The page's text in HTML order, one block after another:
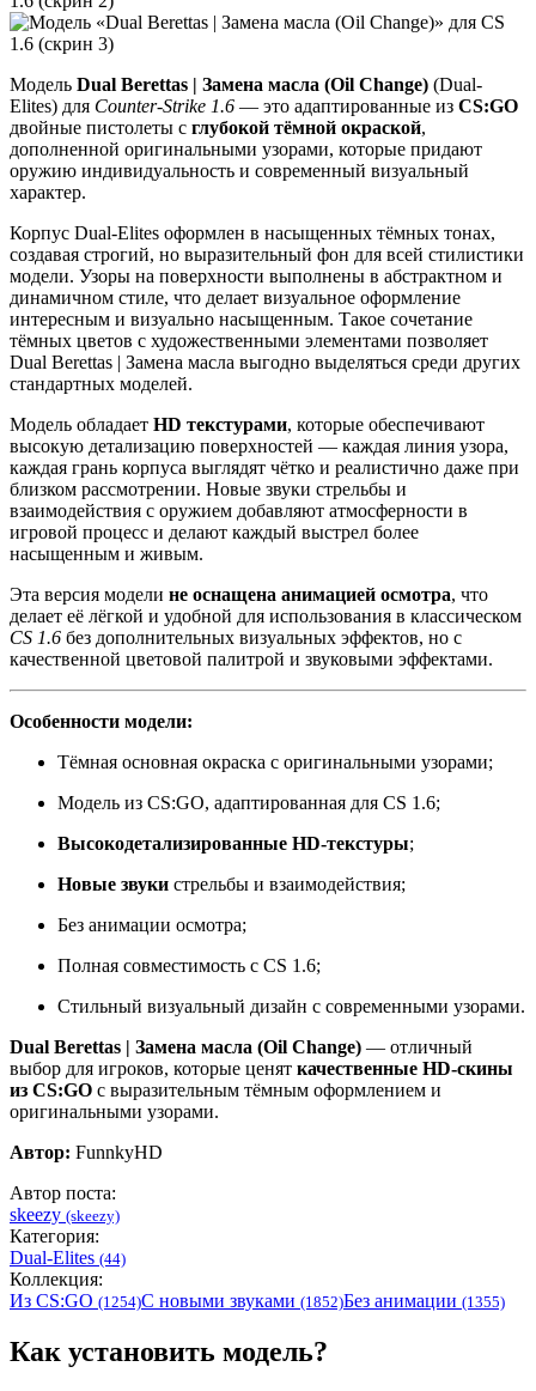
Модель Dual Berettas | Замена масла (Oil Change) (Dual-
Elites) для Counter-Strike 1.6 — это адаптированные из CS:GO
двойные пистолеты с глубокой тёмной окраской,
дополненной оригинальными узорами, которые придают
оружию индивидуальность и современный визуальный
характер.
Корпус Dual-Elites оформлен в насыщенных тёмных тонах,
создавая строгий, но выразительный фон для всей стилистики
модели. Узоры на поверхности выполнены в абстрактном и
динамичном стиле, что делает визуальное оформление
интересным и визуально насыщенным. Такое сочетание
тёмных цветов с художественными элементами позволяет
Dual Berettas | Замена масла выгодно выделяться среди других
стандартных моделей.
Модель обладает HD текстурами, которые обеспечивают
высокую детализацию поверхностей — каждая линия узора,
каждая грань корпуса выглядят чётко и реалистично даже при
близком рассмотрении. Новые звуки стрельбы и
взаимодействия с оружием добавляют атмосферности в
игровой процесс и делают каждый выстрел более
насыщенным и живым.
Эта версия модели не оснащена анимацией осмотра, что
делает её лёгкой и удобной для использования в классическом
CS 1.6 без дополнительных визуальных эффектов, но с
качественной цветовой палитрой и звуковыми эффектами.
Особенности модели:
Тёмная основная окраска с оригинальными узорами;
Модель из CS:GO, адаптированная для CS 1.6;
Высокодетализированные HD-текстуры;
Новые звуки стрельбы и взаимодействия;
Без анимации осмотра;
Полная совместимость с CS 1.6;
Стильный визуальный дизайн с современными узорами.
Dual Berettas | Замена масла (Oil Change) — отличный
выбор для игроков, которые ценят качественные HD-скины
из CS:GO с выразительным тёмным оформлением и
оригинальными узорами.
Автор: FunnkyHD
Автор поста:
skeezy (skeezy)
Категория:
Dual-Elites (44)
Коллекция:
Из CS:GO (1254)С новыми звуками (1852)Без анимации (1355)
Как установить модель?